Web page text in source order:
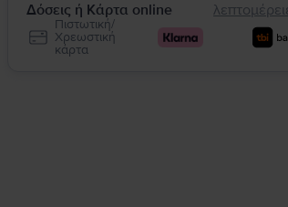
Δόσεις ή Κάρτα online
Πιστωτική/
Χρεωστική
κάρτα